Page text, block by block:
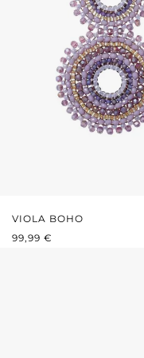
VIOLA BOHO
PREZZO
99,99 €